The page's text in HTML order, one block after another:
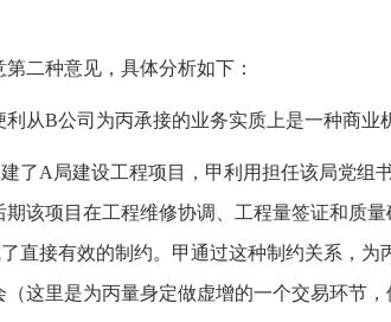
二种意见，具体分析如下：
利从B公司为丙承接的业务实质上是一种商业
了A局建设工程项目，甲利用担任该局党组
该项目在工程维修协调、工程量签证和质
直接有效的制约。甲通过这种制约关系，
（这里是为丙量身定做虚增的一个交易环节